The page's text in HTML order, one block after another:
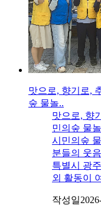
맛으로, 향기로,
숲 물놀..
맛으로, 향
민의숲 물
시민의숲
분들의 웃
특별시 광
외 활동이
작성일